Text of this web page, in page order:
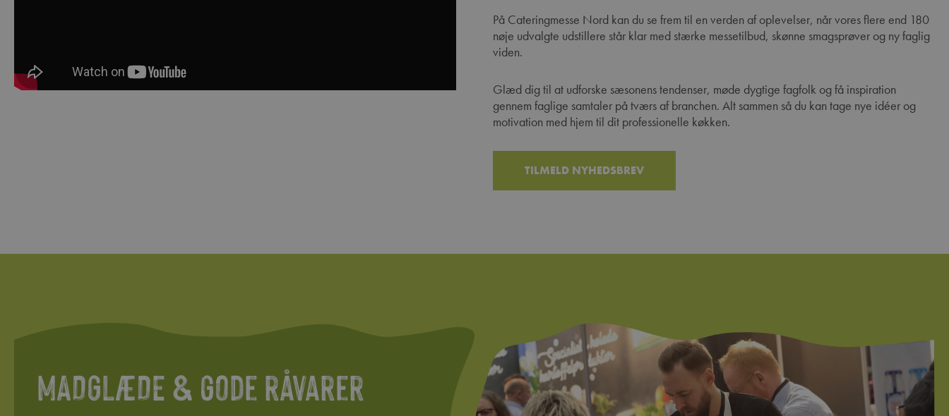
På Cateringmesse Nord kan du se frem til en verden af oplevelser, når vores flere end 180
nøje udvalgte udstillere står klar med stærke messetilbud, skønne smagsprøver og ny faglig
viden.
Glæd dig til at udforske sæsonens tendenser, møde dygtige fagfolk og få inspiration
gennem faglige samtaler på tværs af branchen. Alt sammen så du kan tage nye idéer og
motivation med hjem til dit professionelle køkken.
TILMELD NYHEDSBREV
MADGLÆDE & gode råvarer